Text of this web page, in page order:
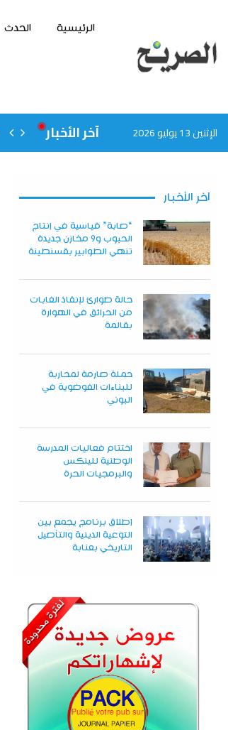
الرئيسية الحدث
الإثنين 13 يوليو 2026 آخر الأخبار
آخر الأخبار
“صابة” قياسية في إنتاج
الحبوب و9 مخازن جديدة
تنهي الطوابير بقسنطينة
حالة طوارئ لإنقاذ الغابات
من الحرائق في الهوارة
بقالمة
حملة صارمة لمحاربة
للبناءات الفوضوية في
البوني
اختتام فعاليات المدرسة
الوطنية للينكس
والبرمجيات الحرة
إطلاق برنامج يجمع بين
التوعية الدينية والتأصيل
التاريخي بعنابة